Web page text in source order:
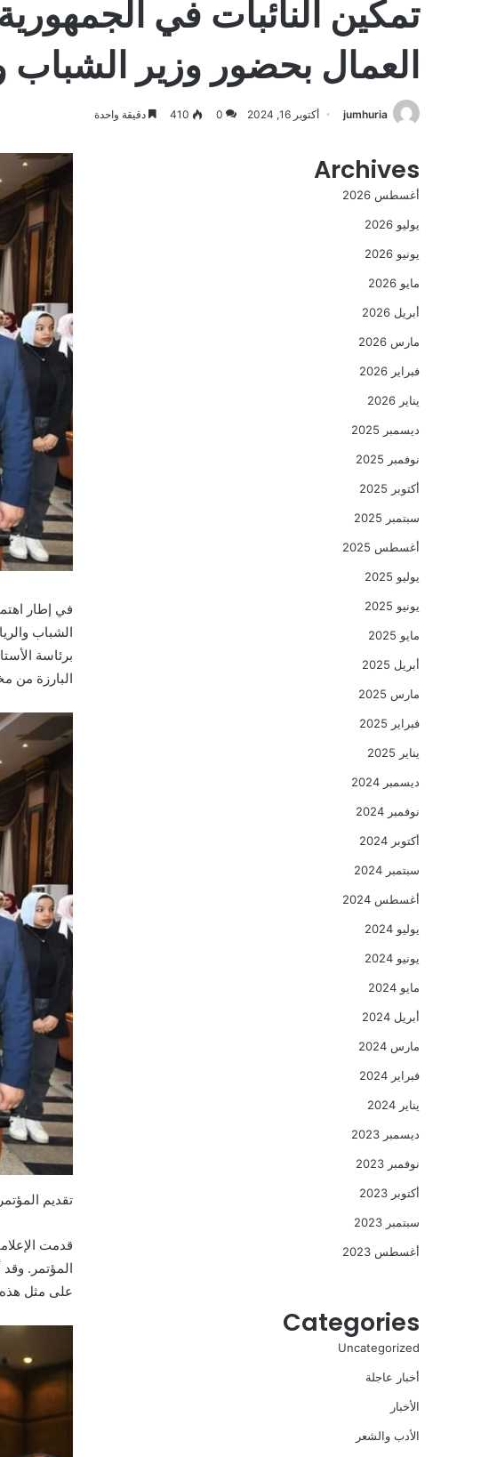
تمكين النائبات في
العمال بحضور وزير الشباب
jumhuria أكتوبر 16, 2024 0
410 دقيقة واحدة
في إطار
الشباب
برئاسة
البارزة من
تقديم
قدمت
المؤتمر.
على مثل هذه
Archives
أغسطس 2026
يوليو 2026
يونيو 2026
مايو 2026
أبريل 2026
مارس 2026
فبراير 2026
يناير 2026
ديسمبر 2025
نوفمبر 2025
أكتوبر 2025
سبتمبر 2025
أغسطس 2025
يوليو 2025
يونيو 2025
مايو 2025
أبريل 2025
مارس 2025
فبراير 2025
يناير 2025
ديسمبر 2024
نوفمبر 2024
أكتوبر 2024
سبتمبر 2024
أغسطس 2024
يوليو 2024
يونيو 2024
مايو 2024
أبريل 2024
مارس 2024
فبراير 2024
يناير 2024
ديسمبر 2023
نوفمبر 2023
أكتوبر 2023
سبتمبر 2023
أغسطس 2023
Categories
Uncategorized
أخبار عاجلة
الأخبار
الأدب والشعر